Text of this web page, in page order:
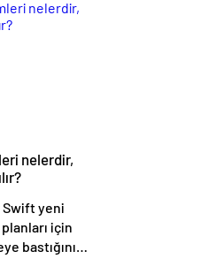
nelerdir,
Swift yeni
için
bastığını